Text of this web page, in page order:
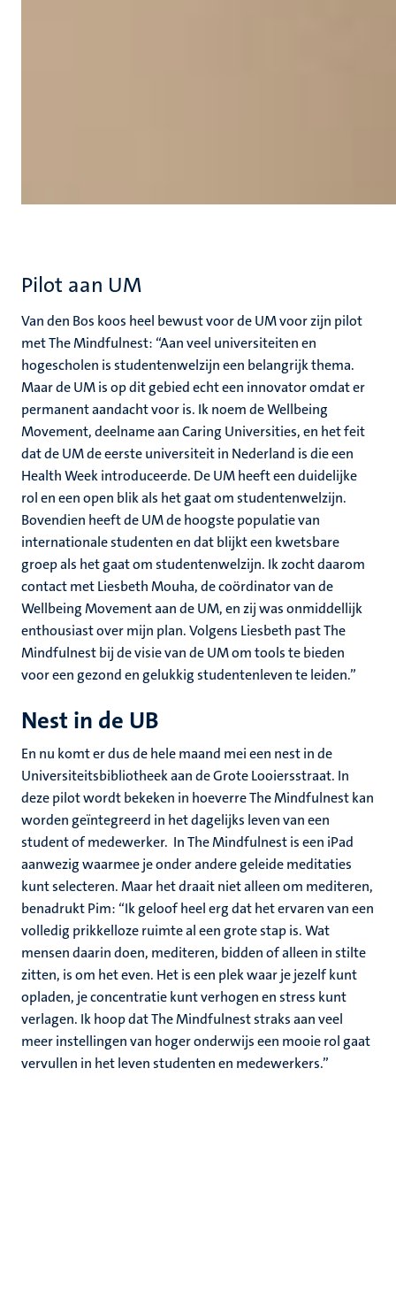
Pilot aan UM
Van den Bos koos heel bewust voor de UM voor zijn pilot
met The Mindfulnest: “Aan veel universiteiten en
hogescholen is studentenwelzijn een belangrijk thema.
Maar de UM is op dit gebied echt een innovator omdat er
permanent aandacht voor is. Ik noem de Wellbeing
Movement, deelname aan Caring Universities, en het feit
dat de UM de eerste universiteit in Nederland is die een
Health Week introduceerde. De UM heeft een duidelijke
rol en een open blik als het gaat om studentenwelzijn.
Bovendien heeft de UM de hoogste populatie van
internationale studenten en dat blijkt een kwetsbare
groep als het gaat om studentenwelzijn. Ik zocht daarom
contact met Liesbeth Mouha, de coördinator van de
Wellbeing Movement aan de UM, en zij was onmiddellijk
enthousiast over mijn plan. Volgens Liesbeth past The
Mindfulnest bij de visie van de UM om tools te bieden
voor een gezond en gelukkig studentenleven te leiden.”
Nest in de UB
En nu komt er dus de hele maand mei een nest in de
Universiteitsbibliotheek aan de Grote Looiersstraat. In
deze pilot wordt bekeken in hoeverre The Mindfulnest kan
worden geïntegreerd in het dagelijks leven van een
student of medewerker. In The Mindfulnest is een iPad
aanwezig waarmee je onder andere geleide meditaties
kunt selecteren. Maar het draait niet alleen om mediteren,
benadrukt Pim: “Ik geloof heel erg dat het ervaren van een
volledig prikkelloze ruimte al een grote stap is. Wat
mensen daarin doen, mediteren, bidden of alleen in stilte
zitten, is om het even. Het is een plek waar je jezelf kunt
opladen, je concentratie kunt verhogen en stress kunt
verlagen. Ik hoop dat The Mindfulnest straks aan veel
meer instellingen van hoger onderwijs een mooie rol gaat
vervullen in het leven studenten en medewerkers.”